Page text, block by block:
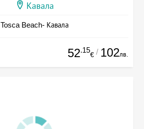
Кавала
Tosca Beach- Кавала
52.15
€ / 102лв.